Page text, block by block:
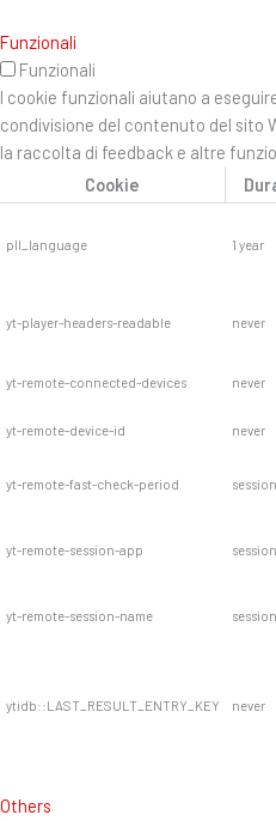
Funzionali
Funzionali
I cookie funzionali aiutano a
condivisione del contenuto del sito
la raccolta di feedback e altre
Cookie
pll_language 1 year
yt-player-headers-readable never
yt-remote-connected-devices never
yt-remote-device-id never
yt-remote-fast-check-period session
yt-remote-session-app session
yt-remote-session-name session
ytidb::LAST_RESULT_ENTRY_KEY never
Others